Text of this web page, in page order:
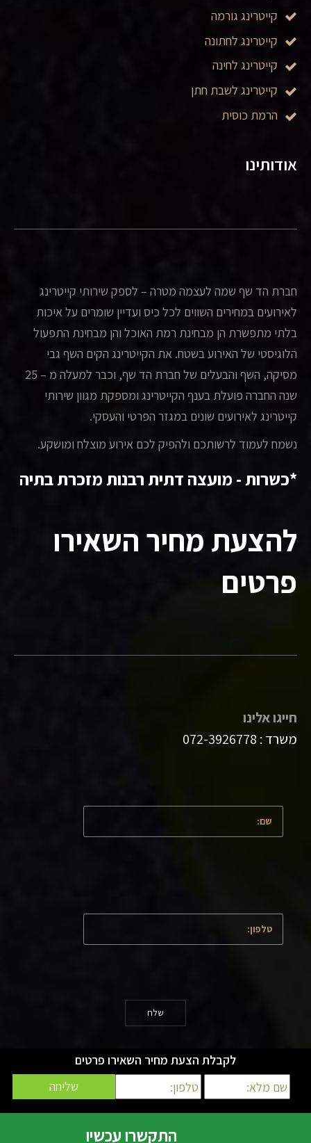
לקבלת הצעת מחיר השאירו פרטים
להצעת מחיר השאירו
פרטים
חייגו אלינו
משרד : 072-3926778
שלח
אודותינו
חברת הד שף שמה לעצמה מטרה – לספק שירותי קייטרינג
לאירועים במחירים השווים לכל כיס ועדיין שומרים על איכות
בלתי מתפשרת הן מבחינת רמת האוכל והן מבחינת התפעול
הלוגיסטי של האירוע בשטח. את הקייטרינג הקים השף גבי
מסיקה, השף והבעלים של חברת הד שף, וכבר למעלה מ – 25
שנה החברה פועלת בענף הקייטרינג ומספקת מגוון שירותי
קייטרינג לאירועים שונים במגזר הפרטי והעסקי.
נשמח לעמוד לרשותכם ולהפיק לכם אירוע מוצלח ומושקע.
*כשרות - מועצה דתית רבנות מזכרת בתיה
קייטרינג גורמה
קייטרינג לחתונה
קייטרינג לחינה
קייטרינג לשבת חתן
הרמת כוסית
בניית אתרים | קידום אתרים | ניהול מוניטין | WebXp
התקשרו עכשיו